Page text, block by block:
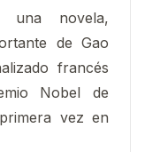
novela,
de Gao
francés
Nobel de
vez en